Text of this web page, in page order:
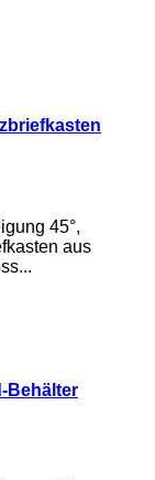
45°,
aus
Behälter